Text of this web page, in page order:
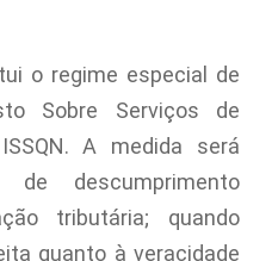
o regime especial de
Sobre Serviços de
A medida será
descumprimento
tributária; quando
quanto à veracidade